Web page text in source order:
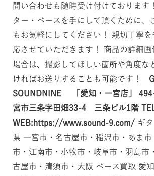
問い合わせも随時受け付けております
ター・ベースを手にして頂くために、
もお気軽にしてください！ 親切丁寧
応させていただきます！ 商品の詳細
場合は、撮影してほしい箇所や角度な
ければお送りすることも可能です！
SOUNDNINE 「愛知・一宮店」
宮市三条字田畑33-4 三条ビル1階
WEB:https://www.sound-9.com/ギタ
県 一宮市・名古屋市・稲沢市・あま
市・江南市・小牧市・岐阜市・羽島市
古屋市・清須市・大阪 ベース買取 愛